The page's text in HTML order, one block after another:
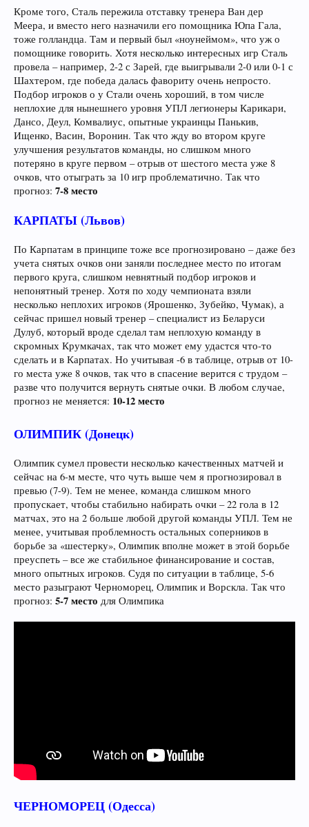
Кроме того, Сталь пережила отставку тренера Ван дер
Меера, и вместо него назначили его помощника Юпа Гала,
тоже голландца. Там и первый был «ноунеймом», что уж о
помощнике говорить. Хотя несколько интересных игр Сталь
провела – например, 2-2 с Зарей, где выигрывали 2-0 или 0-1 с
Шахтером, где победа далась фавориту очень непросто.
Подбор игроков о у Стали очень хороший, в том числе
неплохие для нынешнего уровня УПЛ легионеры Карикари,
Дансо, Деул, Комвалиус, опытные украинцы Панькив,
Ищенко, Васин, Воронин. Так что жду во втором круге
улучшения результатов команды, но слишком много
потеряно в круге первом – отрыв от шестого места уже 8
очков, что отыграть за 10 игр проблематично. Так что
прогноз: 7-8 место
КАРПАТЫ (Львов)
По Карпатам в принципе тоже все прогнозировано – даже без
учета снятых очков они заняли последнее место по итогам
первого круга, слишком невнятный подбор игроков и
непонятный тренер. Хотя по ходу чемпионата взяли
несколько неплохих игроков (Ярошенко, Зубейко, Чумак), а
сейчас пришел новый тренер – специалист из Беларуси
Дулуб, который вроде сделал там неплохую команду в
скромных Крумкачах, так что может ему удастся что-то
сделать и в Карпатах. Но учитывая -6 в таблице, отрыв от 10-
го места уже 8 очков, так что в спасение верится с трудом –
разве что получится вернуть снятые очки. В любом случае,
прогноз не меняется: 10-12 место
ОЛИМПИК (Донецк)
Олимпик сумел провести несколько качественных матчей и
сейчас на 6-м месте, что чуть выше чем я прогнозировал в
превью (7-9). Тем не менее, команда слишком много
пропускает, чтобы стабильно набирать очки – 22 гола в 12
матчах, это на 2 больше любой другой команды УПЛ. Тем не
менее, учитывая проблемность остальных соперников в
борьбе за «шестерку», Олимпик вполне может в этой борьбе
преуспеть – все же стабильное финансирование и состав,
много опытных игроков. Судя по ситуации в таблице, 5-6
место разыграют Черноморец, Олимпик и Ворскла. Так что
прогноз: 5-7 место для Олимпика
ЧЕРНОМОРЕЦ (Одесса)